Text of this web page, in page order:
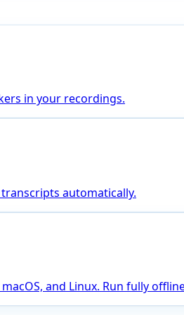
in your recordings.
automatically.
and Linux. Run fully